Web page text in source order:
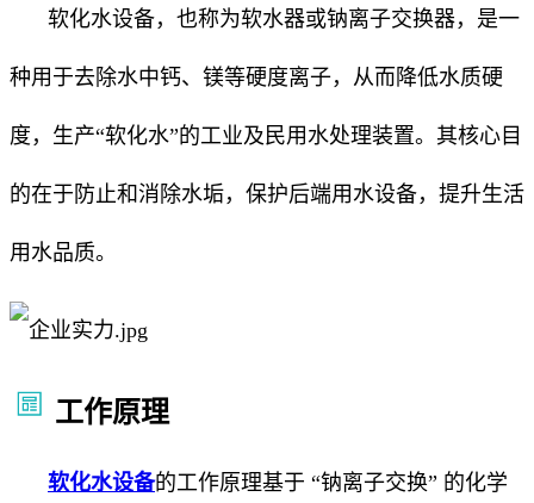
软化水设备，也称为软水器或钠离子交换器，是一
种用于去除水中钙、镁等硬度离子，从而降低水质硬
度，生产“软化水”的工业及民用水处理装置。其核心目
的在于防止和消除水垢，保护后端用水设备，提升生活
用水品质。
工作原理
软化水设备的工作原理基于 “钠离子交换” 的化学